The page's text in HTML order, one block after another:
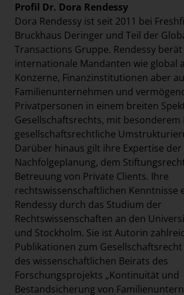
Profil Dr. Dora Rendessy
Dora Rendessy ist seit 2011 bei
Bruckhaus Deringer und Teil der
Transactions Gruppe. Rendessy
internationale Mandanten wie global
Konzerne, Finanzinstitutionen aber
Familienunternehmen und
Privatpersonen in einem breiten
Gesellschaftsrechts, mit besonderem
gesellschaftsrechtliche
Darüber hinaus gilt ihre Expertise der
Nachfolgeplanung, dem
Betreuung von Private Clients. Ihre
rechtswissenschaftlichen Kenntnisse
Rendessy durch das Studium der
Rechtswissenschaften an den
und Stockholm. Sie ist Autorin
Publikationen zum
des wissenschaftlichen Beirats des
Forschungsprojekts „Kontinuität und
Bestandsicherung von